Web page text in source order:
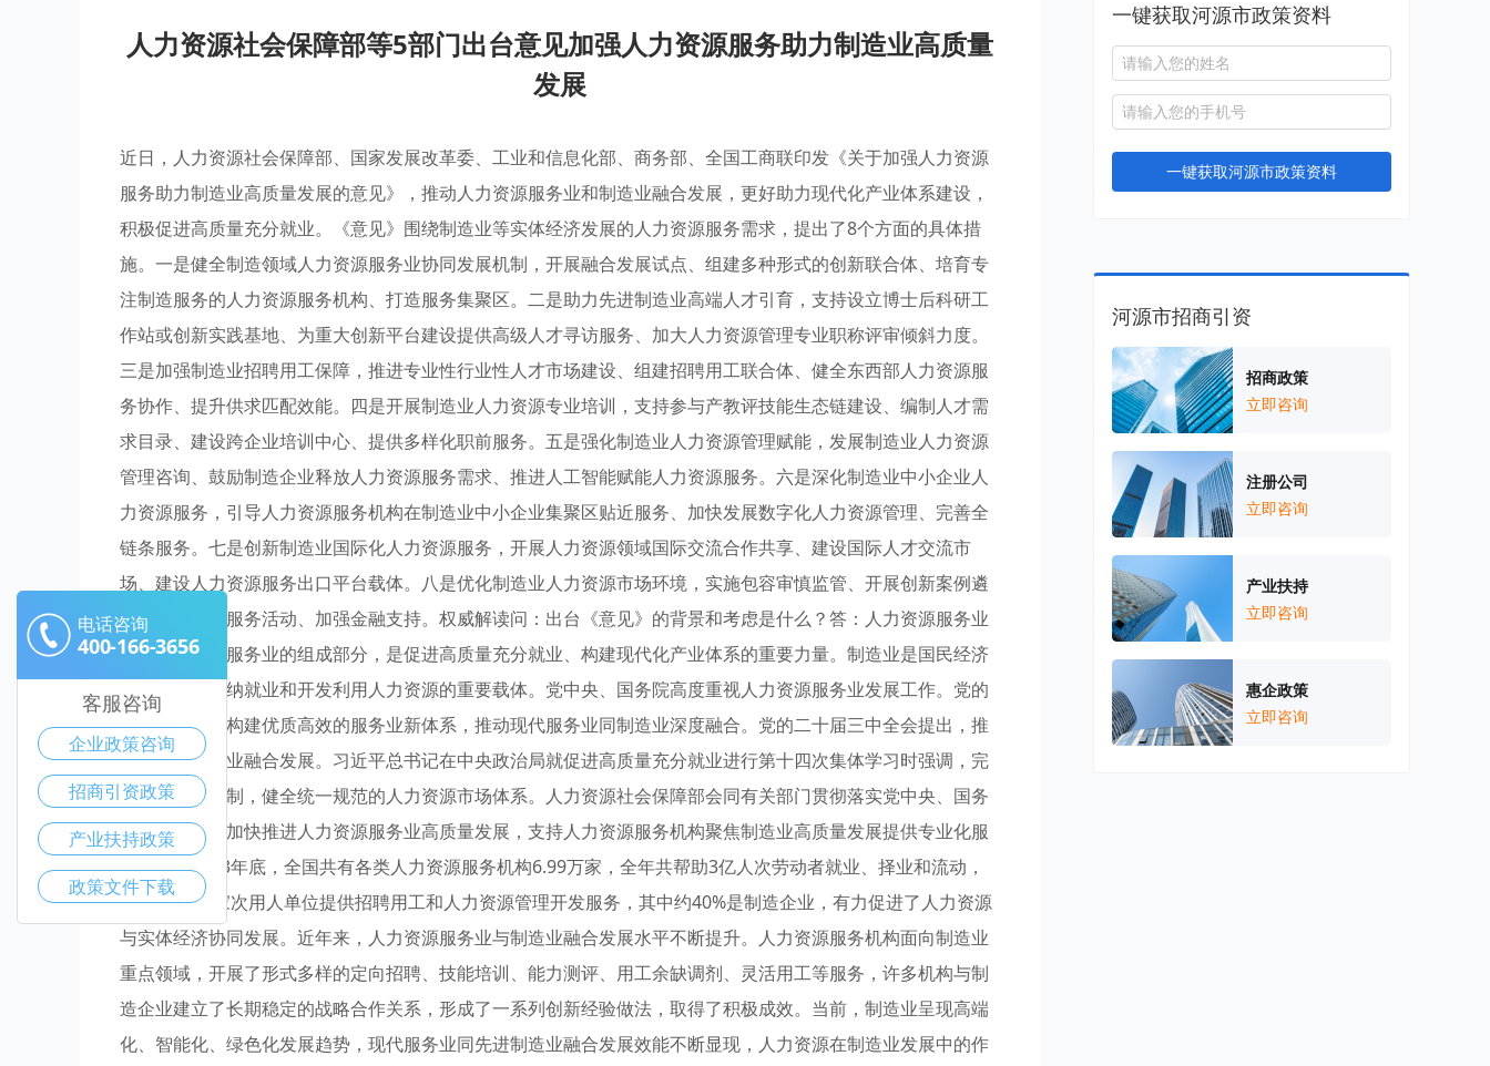
人力资源社会保障部等5部门出台意见加强人力资源服务助力制造业高质量
发展
近日，人力资源社会保障部、国家发展改革委、工业和信息化部、商务部、全国工商联印发《关于加强人力资源
服务助力制造业高质量发展的意见》，推动人力资源服务业和制造业融合发展，更好助力现代化产业体系建设，
积极促进高质量充分就业。《意见》围绕制造业等实体经济发展的人力资源服务需求，提出了8个方面的具体措
施。一是健全制造领域人力资源服务业协同发展机制，开展融合发展试点、组建多种形式的创新联合体、培育专
注制造服务的人力资源服务机构、打造服务集聚区。二是助力先进制造业高端人才引育，支持设立博士后科研工
作站或创新实践基地、为重大创新平台建设提供高级人才寻访服务、加大人力资源管理专业职称评审倾斜力度。
三是加强制造业招聘用工保障，推进专业性行业性人才市场建设、组建招聘用工联合体、健全东西部人力资源服
务协作、提升供求匹配效能。四是开展制造业人力资源专业培训，支持参与产教评技能生态链建设、编制人才需
求目录、建设跨企业培训中心、提供多样化职前服务。五是强化制造业人力资源管理赋能，发展制造业人力资源
管理咨询、鼓励制造企业释放人力资源服务需求、推进人工智能赋能人力资源服务。六是深化制造业中小企业人
力资源服务，引导人力资源服务机构在制造业中小企业集聚区贴近服务、加快发展数字化人力资源管理、完善全
链条服务。七是创新制造业国际化人力资源服务，开展人力资源领域国际交流合作共享、建设国际人才交流市
场、建设人力资源服务出口平台载体。八是优化制造业人力资源市场环境，实施包容审慎监管、开展创新案例遴
选、组织品牌服务活动、加强金融支持。权威解读问：出台《意见》的背景和考虑是什么？答：人力资源服务业
是现代生产性服务业的组成部分，是促进高质量充分就业、构建现代化产业体系的重要力量。制造业是国民经济
的主体，是吸纳就业和开发利用人力资源的重要载体。党中央、国务院高度重视人力资源服务业发展工作。党的
二十大提出，构建优质高效的服务业新体系，推动现代服务业同制造业深度融合。党的二十届三中全会提出，推
进生产性服务业融合发展。习近平总书记在中央政治局就促进高质量充分就业进行第十四次集体学习时强调，完
善供需对接机制，健全统一规范的人力资源市场体系。人力资源社会保障部会同有关部门贯彻落实党中央、国务
院决策部署，加快推进人力资源服务业高质量发展，支持人力资源服务机构聚焦制造业高质量发展提供专业化服
务。截至2023年底，全国共有各类人力资源服务机构6.99万家，全年共帮助3亿人次劳动者就业、择业和流动，
为5000余万家次用人单位提供招聘用工和人力资源管理开发服务，其中约40%是制造企业，有力促进了人力资源
与实体经济协同发展。近年来，人力资源服务业与制造业融合发展水平不断提升。人力资源服务机构面向制造业
重点领域，开展了形式多样的定向招聘、技能培训、能力测评、用工余缺调剂、灵活用工等服务，许多机构与制
造企业建立了长期稳定的战略合作关系，形成了一系列创新经验做法，取得了积极成效。当前，制造业呈现高端
化、智能化、绿色化发展趋势，现代服务业同先进制造业融合发展效能不断显现，人力资源在制造业发展中的作
一键获取河源市政策资料
一键获取河源市政策资料
河源市招商引资
招商政策
立即咨询
注册公司
立即咨询
产业扶持
立即咨询
惠企政策
立即咨询
电话咨询
400-166-3656
客服咨询
企业政策咨询
招商引资政策
产业扶持政策
政策文件下载